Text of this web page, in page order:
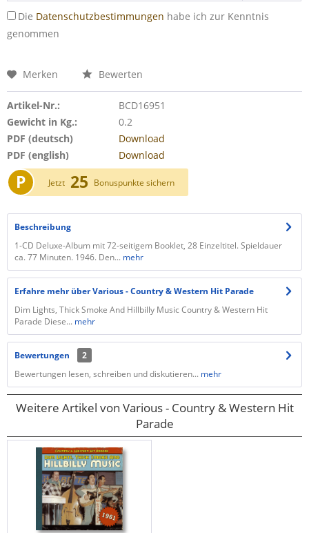
Die Datenschutzbestimmungen habe ich zur Kenntnis
genommen
Merken Bewerten
Artikel-Nr.:
BCD16951
Gewicht in Kg.:
0.2
PDF (deutsch)
Download
PDF (english)
Download
P Jetzt 25 Bonuspunkte sichern
Beschreibung
1-CD Deluxe-Album mit 72-seitigem Booklet, 28 Einzeltitel. Spieldauer
ca. 77 Minuten. 1946. Den... mehr
Erfahre mehr über Various - Country & Western Hit Parade
Dim Lights, Thick Smoke And Hillbilly Music Country & Western Hit
Parade Diese... mehr
Bewertungen
2
Bewertungen lesen, schreiben und diskutieren... mehr
Weitere Artikel von Various - Country & Western Hit
Parade